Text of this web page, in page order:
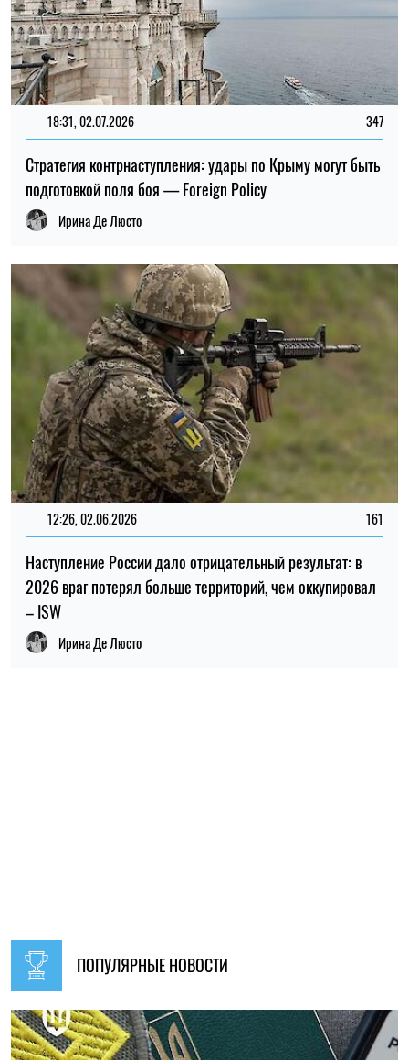
12:26, 02.06.2026
2026 враг потерял больше территорий, чем оккупировал
– ISW
Ирина Де Люсто
ПОПУЛЯРНЫЕ НОВОСТИ
09:30, 31.07.2026
В Украине с 1 августа обновят отдельные нормы
мобилизации: что изменится для граждан
Ирина Де Люсто